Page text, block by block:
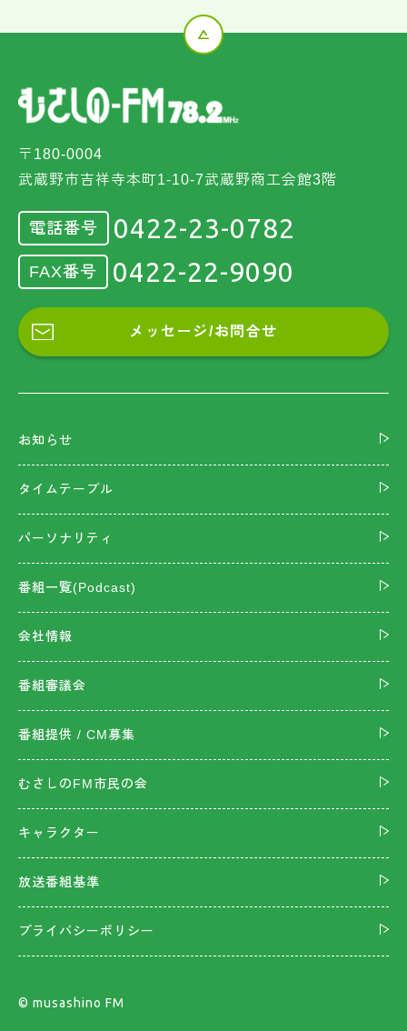
〒180-0004
武蔵野市吉祥寺本町1-10-7武蔵野商工会館3階
電話番号 0422-23-0782
FAX番号 0422-22-9090
メッセージ/お問合せ
お知らせ
タイムテーブル
パーソナリティ
番組一覧(Podcast)
会社情報
番組審議会
番組提供 / CM募集
むさしのFM市民の会
キャラクター
放送番組基準
プライバシーポリシー
©︎ musashino FM